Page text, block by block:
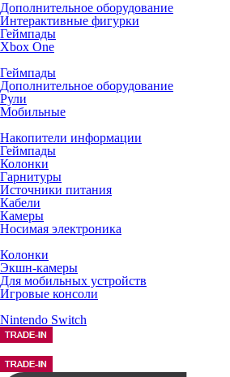
Дополнительное оборудование
Интерактивные фигурки
Геймпады
Xbox One
Геймпады
Дополнительное оборудование
Рули
Мобильные
Накопители информации
Геймпады
Колонки
Гарнитуры
Источники питания
Кабели
Камеры
Носимая электроника
Колонки
Экшн-камеры
Для мобильных устройств
Игровые консоли
Nintendo Switch